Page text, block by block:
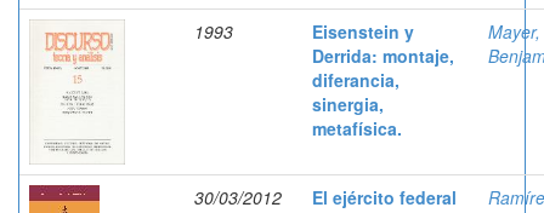
1993
Eisenstein y
Derrida: montaje,
diferancia,
sinergia,
metafísica.
Mayer,
30/03/2012
El ejército federal